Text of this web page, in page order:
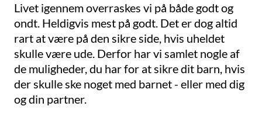
Livet igennem overraskes vi på både godt og
ondt. Heldigvis mest på godt. Det er dog altid
rart at være på den sikre side, hvis uheldet
skulle være ude. Derfor har vi samlet nogle af
de muligheder, du har for at sikre dit barn, hvis
der skulle ske noget med barnet - eller med dig
og din partner.